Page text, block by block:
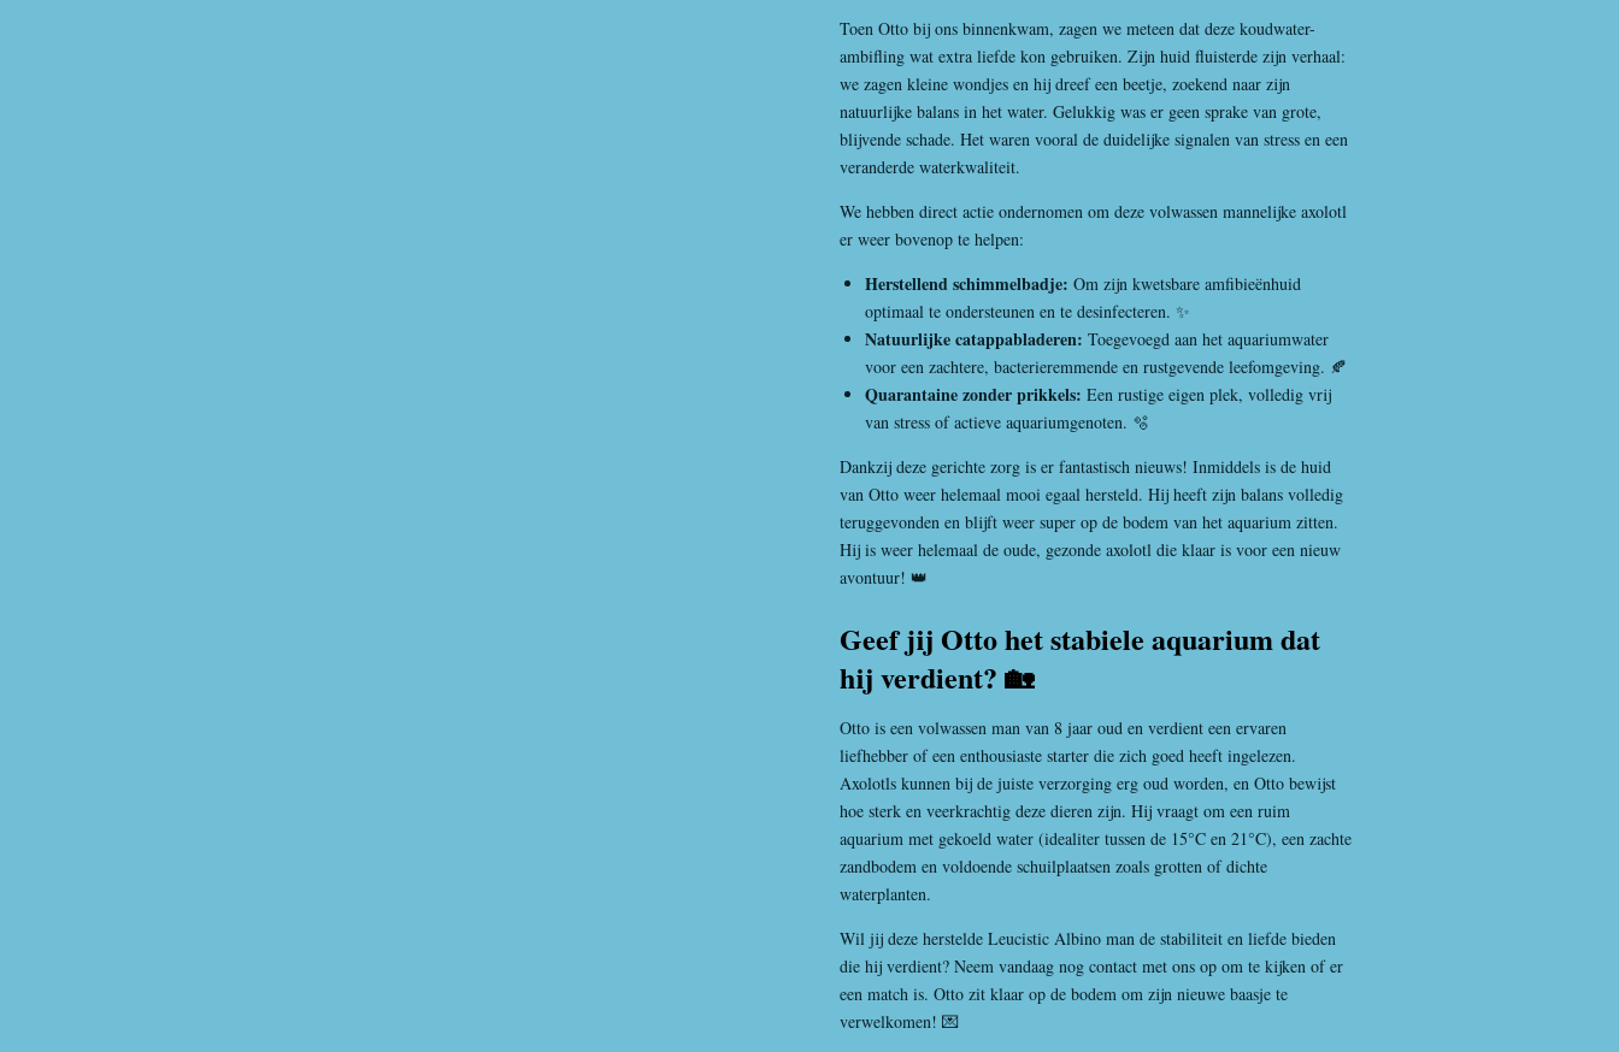
Toen Otto bij ons binnenkwam, zagen we meteen dat deze koudwater-
ambifling wat extra liefde kon gebruiken. Zijn huid fluisterde zijn verhaal:
we zagen kleine wondjes en hij dreef een beetje, zoekend naar zijn
natuurlijke balans in het water. Gelukkig was er geen sprake van grote,
blijvende schade. Het waren vooral de duidelijke signalen van stress en een
veranderde waterkwaliteit.
We hebben direct actie ondernomen om deze volwassen mannelijke axolotl
er weer bovenop te helpen:
Herstellend schimmelbadje: Om zijn kwetsbare amfibieënhuid
optimaal te ondersteunen en te desinfecteren. ✨
Natuurlijke catappabladeren: Toegevoegd aan het aquariumwater
voor een zachtere, bacterieremmende en rustgevende leefomgeving. 🍂
Quarantaine zonder prikkels: Een rustige eigen plek, volledig vrij
van stress of actieve aquariumgenoten. 🫧
Dankzij deze gerichte zorg is er fantastisch nieuws! Inmiddels is de huid
van Otto weer helemaal mooi egaal hersteld. Hij heeft zijn balans volledig
teruggevonden en blijft weer super op de bodem van het aquarium zitten.
Hij is weer helemaal de oude, gezonde axolotl die klaar is voor een nieuw
avontuur! 👑
Geef jij Otto het stabiele aquarium dat
hij verdient? 🏡
Otto is een volwassen man van 8 jaar oud en verdient een ervaren
liefhebber of een enthousiaste starter die zich goed heeft ingelezen.
Axolotls kunnen bij de juiste verzorging erg oud worden, en Otto bewijst
hoe sterk en veerkrachtig deze dieren zijn. Hij vraagt om een ruim
aquarium met gekoeld water (idealiter tussen de 15°C en 21°C), een zachte
zandbodem en voldoende schuilplaatsen zoals grotten of dichte
waterplanten.
Wil jij deze herstelde Leucistic Albino man de stabiliteit en liefde bieden
die hij verdient? Neem vandaag nog contact met ons op om te kijken of er
een match is. Otto zit klaar op de bodem om zijn nieuwe baasje te
verwelkomen! 💌